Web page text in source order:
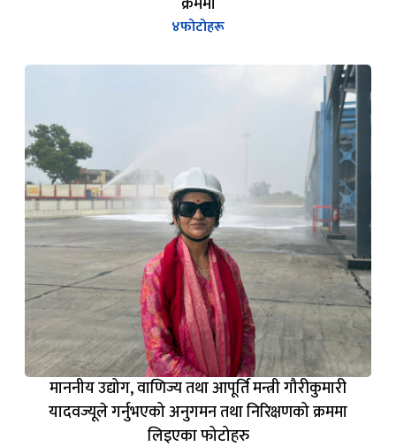
४फोटोहरू
माननीय उद्योग, वाणिज्य तथा आपूर्ति मन्त्री गौरीकुमारी
यादवज्यूले गर्नुभएको अनुगमन तथा निरिक्षणको क्रममा
लिइएका फोटोहरु